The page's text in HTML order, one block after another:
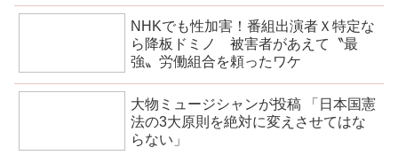
NHKでも性加害！番組出演者Ｘ特定な
ら降板ドミノ 被害者があえて〝最
強〟労働組合を頼ったワケ
大物ミュージシャンが投稿 「日本国憲
法の3大原則を絶対に変えさせてはな
らない」